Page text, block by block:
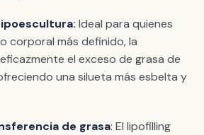
: Ideal para quienes
corporal más definido, la
el exceso de grasa de
una silueta más esbelta y
de grasa: El lipofilling